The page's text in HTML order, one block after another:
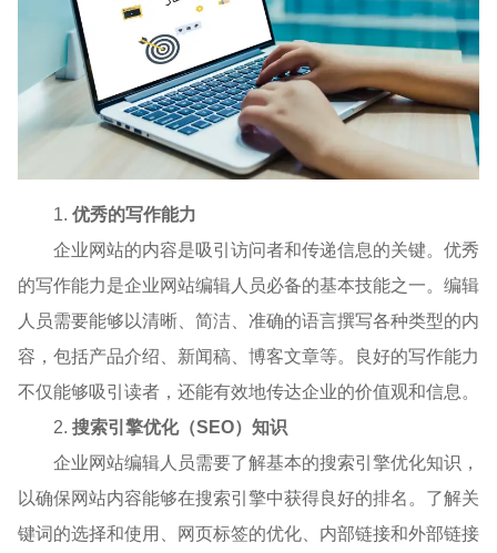
1. 优秀的写作能力
企业网站的内容是吸引访问者和传递信息的关键。优秀
的写作能力是企业网站编辑人员必备的基本技能之一。编辑
人员需要能够以清晰、简洁、准确的语言撰写各种类型的内
容，包括产品介绍、新闻稿、博客文章等。良好的写作能力
不仅能够吸引读者，还能有效地传达企业的价值观和信息。
2. 搜索引擎优化（SEO）知识
企业网站编辑人员需要了解基本的搜索引擎优化知识，
以确保网站内容能够在搜索引擎中获得良好的排名。了解关
键词的选择和使用、网页标签的优化、内部链接和外部链接